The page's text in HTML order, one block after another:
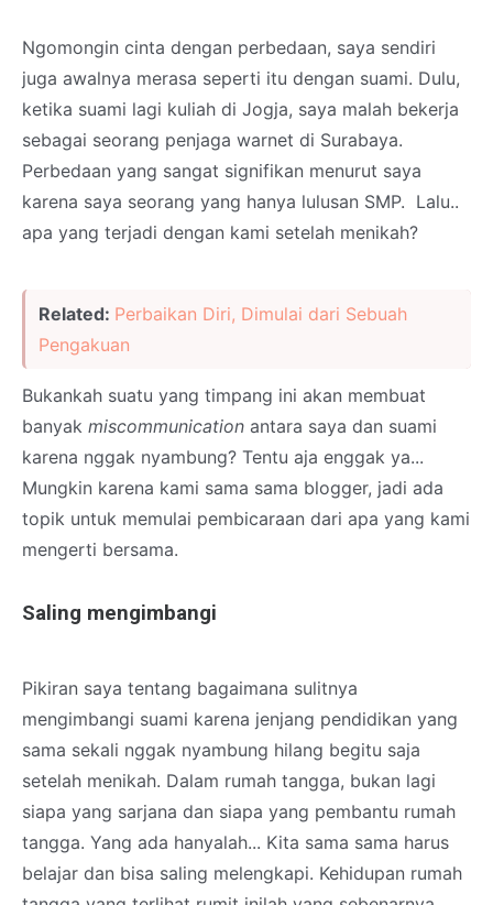
Ngomongin cinta dengan perbedaan, saya sendiri
juga awalnya merasa seperti itu dengan suami. Dulu,
ketika suami lagi kuliah di Jogja, saya malah bekerja
sebagai seorang penjaga warnet di Surabaya.
Perbedaan yang sangat signifikan menurut saya
karena saya seorang yang hanya lulusan SMP. Lalu..
apa yang terjadi dengan kami setelah menikah?
Related: Perbaikan Diri, Dimulai dari Sebuah
Pengakuan
Bukankah suatu yang timpang ini akan membuat
banyak miscommunication antara saya dan suami
karena nggak nyambung? Tentu aja enggak ya...
Mungkin karena kami sama sama blogger, jadi ada
topik untuk memulai pembicaraan dari apa yang kami
mengerti bersama.
Saling mengimbangi
Pikiran saya tentang bagaimana sulitnya
mengimbangi suami karena jenjang pendidikan yang
sama sekali nggak nyambung hilang begitu saja
setelah menikah. Dalam rumah tangga, bukan lagi
siapa yang sarjana dan siapa yang pembantu rumah
tangga. Yang ada hanyalah... Kita sama sama harus
belajar dan bisa saling melengkapi. Kehidupan rumah